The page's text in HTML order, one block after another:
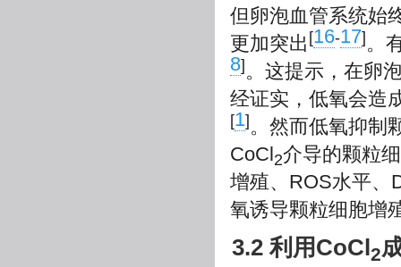
但卵泡血管系统始
更加突出[16-17]。
8]。这提示，在卵
经证实，低氧会造
[1]。然而低氧抑制
CoCl2介导的颗粒
增殖、ROS水平、
氧诱导颗粒细胞增
3.2 利用CoCl 2